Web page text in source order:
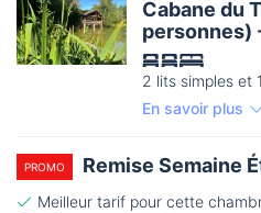
Cabane du
personnes)
2 lits simples et
En savoir plus
PROMO Remise Semaine
Meilleur tarif pour cette